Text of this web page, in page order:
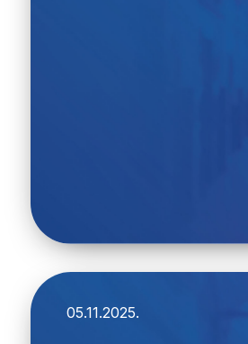
05.11.2025.